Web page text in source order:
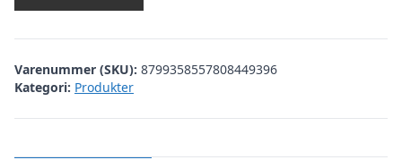
Varenummer (SKU): 8799358557808449396
Kategori: Produkter